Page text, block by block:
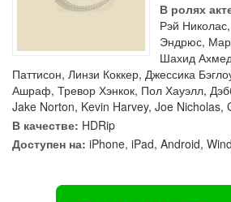
В ролях
Рэй Николас,
Эндрюс,
Шахид
Паттисон, Линзи Коккер, Джессика
Ашраф, Тревор Хэнкок, Пол Хауэлл,
Jake Norton, Kevin Harvey, Joe Nicholas,
В качестве: HDRip
Доступен на: iPhone, iPad, Android,